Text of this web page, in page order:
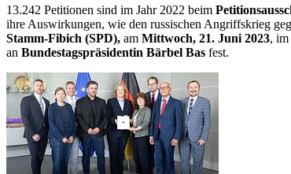
13.242 Petitionen sind im Jahr 2022 beim
ihre Auswirkungen, wie den russischen Angriffskrieg
Stamm-Fibich (SPD), am Mittwoch, 21. Juni 2023, im
an Bundestagspräsidentin Bärbel Bas fest.